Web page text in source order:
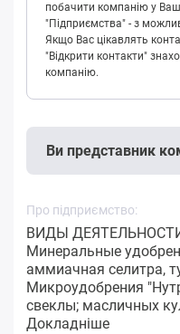
побачити компанію у
"Підприємства" - з
Якщо Вас цікавлять
"Відкрити контакти"
компанію.
Ви представник
Про підприємство:
ВИДЫ
Минеральные
аммиачная селитра,
Микроудобрения
свеклы; масличных
Докладніше